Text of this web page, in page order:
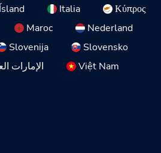
Italia
Κύπρος
Maroc
Nederland
Slovenija
Slovensko
الإمارات
Việt Nam